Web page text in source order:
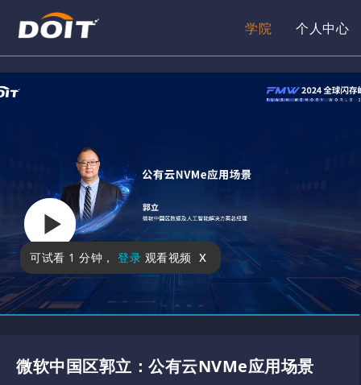
学院 个人中心
可试看 1 分钟 ， 登录 观看视频 x
微软中国区郭立：公有云NVMe应用场景